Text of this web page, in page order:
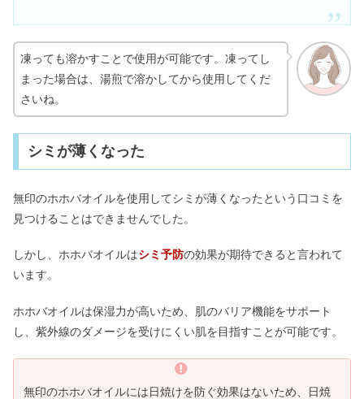
凍っても溶かすことで使用が可能です。凍ってし
まった場合は、湯煎で溶かしてから使用してくだ
さいね。
シミが薄くなった
無印のホホバオイルを使用してシミが薄くなったという口コミを
見つけることはできませんでした。
しかし、ホホバオイルはシミ予防の効果が期待できると言われて
います。
ホホバオイルは保湿力が高いため、肌のバリア機能をサポート
し、紫外線のダメージを受けにくい肌を目指すことが可能です。
無印のホホバオイルには日焼けを防ぐ効果はないため、日焼